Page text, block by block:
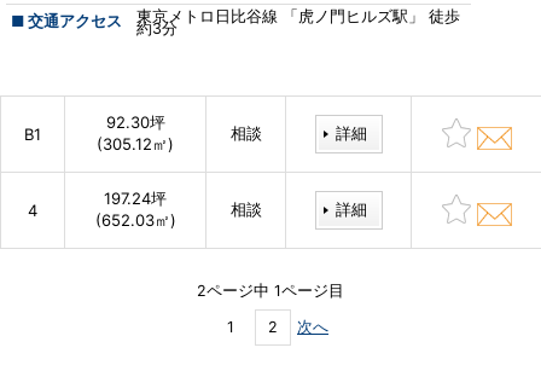
■ 交通アクセス 東京メトロ日比谷線 「虎ノ門ヒルズ駅」 徒歩
約3分
B1
92.30坪
(305.12㎡)
相談 詳細
4
197.24坪
(652.03㎡)
相談 詳細
2ページ中 1ページ目
1
2 次へ